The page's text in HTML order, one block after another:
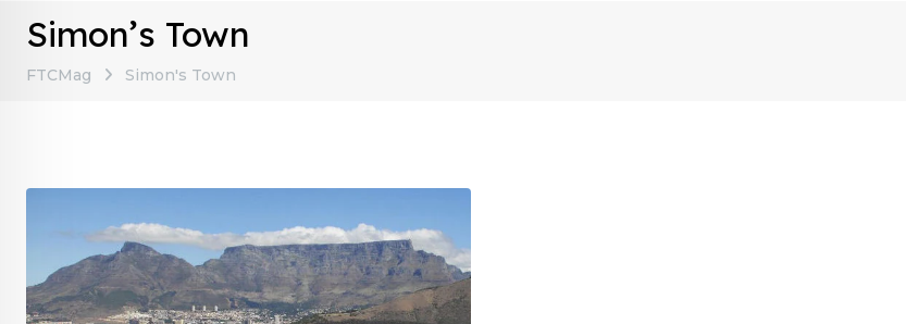
Simon’s Town
FTCMag Simon's Town